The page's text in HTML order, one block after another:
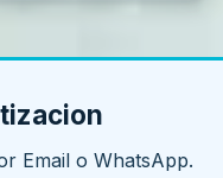
Email o WhatsApp.